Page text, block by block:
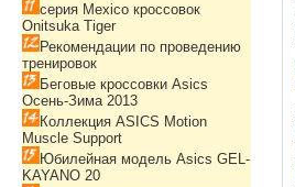
серия Mexico кроссовок
Onitsuka Tiger
Рекомендации по проведению
тренировок
Беговые кроссовки Asics
Осень-Зима 2013
Коллекция ASICS Motion
Muscle Support
Юбилейная модель Asics GEL-
KAYANO 20